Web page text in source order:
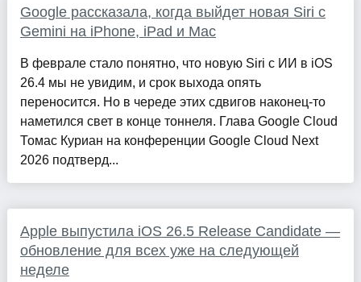
Google рассказала, когда выйдет новая Siri с
Gemini на iPhone, iPad и Mac
В феврале стало понятно, что новую Siri с ИИ в iOS
26.4 мы не увидим, и срок выхода опять
переносится. Но в череде этих сдвигов наконец-то
наметился свет в конце тоннеля. Глава Google Cloud
Томас Куриан на конференции Google Cloud Next
2026 подтверд...
Apple выпустила iOS 26.5 Release Candidate —
обновление для всех уже на следующей
неделе